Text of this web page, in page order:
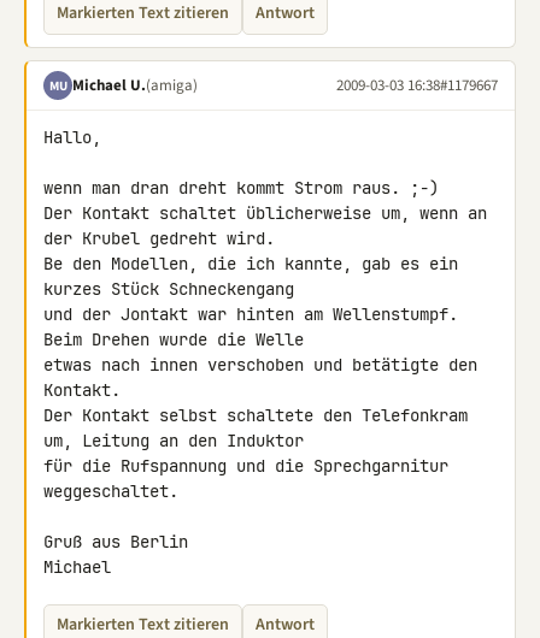
Markierten Text zitieren Antwort
MU Michael U.(amiga) 2009-03-03 16:38#1179667
Hallo,
wenn man dran dreht kommt Strom raus. ;-)
Der Kontakt schaltet üblicherweise um, wenn an
der Krubel gedreht wird.
Be den Modellen, die ich kannte, gab es ein
kurzes Stück Schneckengang
und der Jontakt war hinten am Wellenstumpf.
Beim Drehen wurde die Welle
etwas nach innen verschoben und betätigte den
Kontakt.
Der Kontakt selbst schaltete den Telefonkram
um, Leitung an den Induktor
für die Rufspannung und die Sprechgarnitur
weggeschaltet.
Gruß aus Berlin
Michael
Markierten Text zitieren Antwort